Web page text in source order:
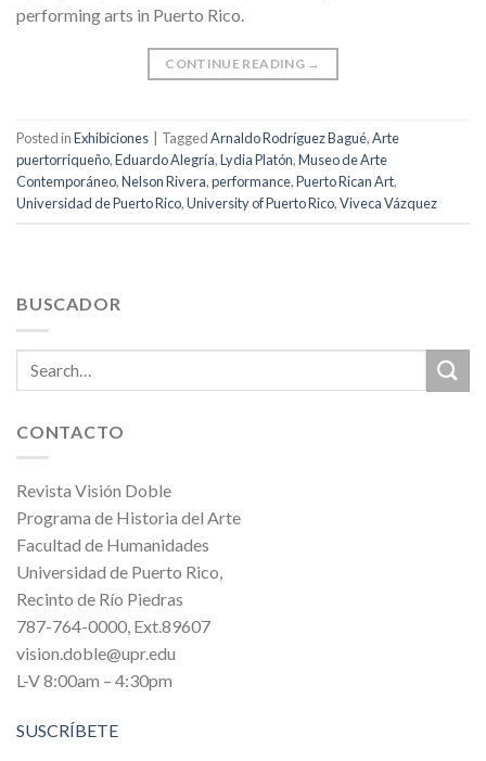
performing arts in Puerto Rico.
CONTINUE READING →
Posted inExhibiciones TaggedArnaldo Rodríguez Bagué,Arte
puertorriqueño,Eduardo Alegría,Lydia Platón,Museo de Arte
Contemporáneo,Nelson Rivera,performance,Puerto Rican Art,
Universidad de Puerto Rico,University of Puerto Rico,Viveca Vázquez
BUSCADOR
CONTACTO
Revista Visión Doble
Programa de Historia del Arte
Facultad de Humanidades
Universidad de Puerto Rico,
Recinto de Río Piedras
787-764-0000, Ext.89607
vision.doble@upr.edu
L-V 8:00am – 4:30pm
SUSCRÍBETE